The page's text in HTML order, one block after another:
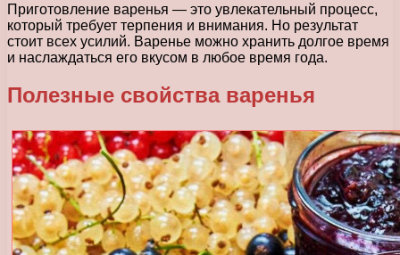
Приготовление варенья — это увлекательный процесс,
который требует терпения и внимания. Но результат
стоит всех усилий. Варенье можно хранить долгое время
и наслаждаться его вкусом в любое время года.
Полезные свойства варенья